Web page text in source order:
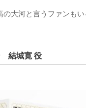
の大河と言うファンも
結城寛 役